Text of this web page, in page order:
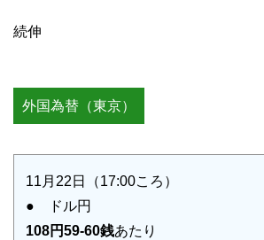
続伸
外国為替（東京）
11月22日（17:00ころ）
● ドル円
108円59-60銭あたり